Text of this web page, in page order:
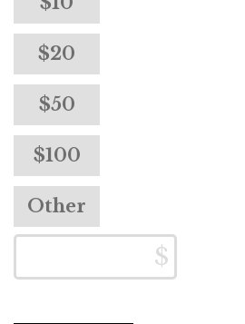
$20
$50
$100
Other